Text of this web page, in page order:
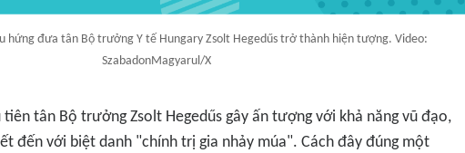
hứng đưa tân Bộ trưởng Y tế Hungary Zsolt Hegedűs trở thành hiện tượng. Video:
SzabadonMagyarul/X
tân Bộ trưởng Zsolt Hegedűs gây ấn tượng với khả năng vũ đạo,
đến với biệt danh "chính trị gia nhảy múa". Cách đây đúng một